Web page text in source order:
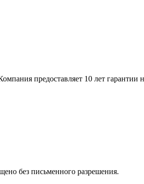
предоставляет 10 лет гарантии
без письменного разрешения.